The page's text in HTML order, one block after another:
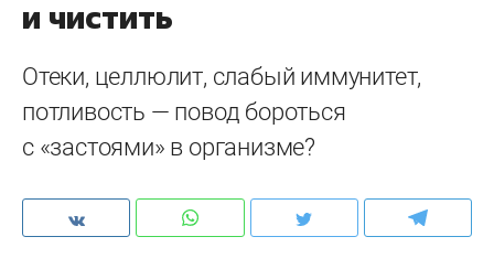
и чистить
Отеки, целлюлит, слабый иммунитет,
потливость — повод бороться
с «застоями» в организме?